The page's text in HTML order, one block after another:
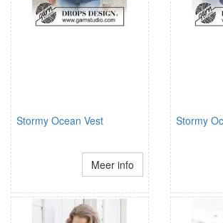
Stormy Ocean Vest
Meer info
Stormy